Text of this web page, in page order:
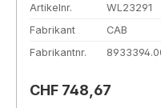
Artikelnr.
WL23291
Fabrikant
CAB
Fabrikantnr.
Normale prijs:
CHF 748,67